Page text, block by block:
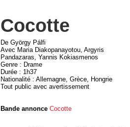
Cocotte
De György Pálfi
Avec Maria Diakopanayotou, Argyris
Pandazaras, Yannis Kokiasmenos
Genre : Drame
Durée : 1h37
Nationalité : Allemagne, Grèce, Hongrie
Tout public avec avertissement
Bande annonce Cocotte